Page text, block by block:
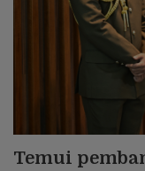
Temui